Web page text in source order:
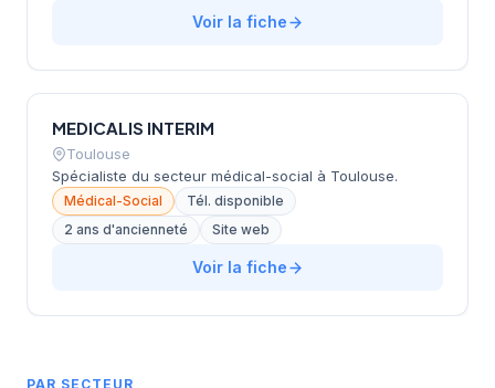
Voir la fiche
MEDICALIS INTERIM
Toulouse
Spécialiste du secteur médical-social à Toulouse.
Médical-Social
Tél. disponible
2 ans d'ancienneté
Site web
Voir la fiche
PAR SECTEUR